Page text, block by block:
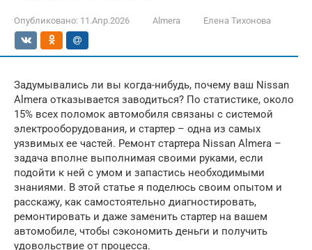
Опубликовано: 11.Апр.2026 Almera Елена Тихонова
Задумывались ли вы когда-нибудь, почему ваш Nissan
Almera отказывается заводиться? По статистике, около
15% всех поломок автомобиля связаны с системой
электрооборудования, и стартер – одна из самых
уязвимых ее частей. Ремонт стартера Nissan Almera –
задача вполне выполнимая своими руками, если
подойти к ней с умом и запастись необходимыми
знаниями. В этой статье я поделюсь своим опытом и
расскажу, как самостоятельно диагностировать,
ремонтировать и даже заменить стартер на вашем
автомобиле, чтобы сэкономить деньги и получить
удовольствие от процесса.